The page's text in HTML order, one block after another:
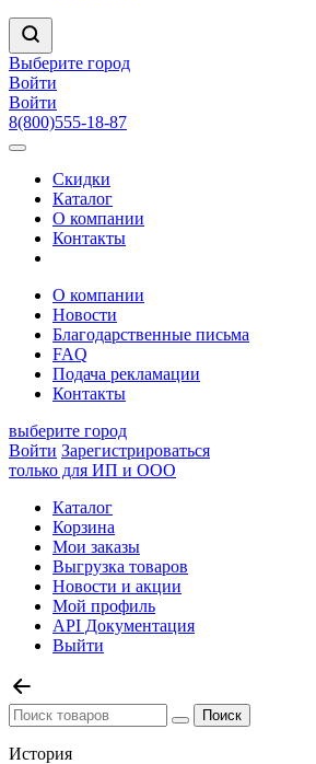
Выберите город
Войти
Войти
8(800)555-18-87
Скидки
Каталог
О компании
Контакты
О компании
Новости
Благодарственные письма
FAQ
Подача рекламации
Контакты
выберите город
Войти Зарегистрироваться
только для ИП и ООО
Каталог
Корзина
Мои заказы
Выгрузка товаров
Новости и акции
Мой профиль
API Документация
Выйти
История